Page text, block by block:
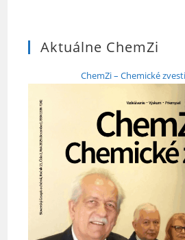
Aktuálne ChemZi
ChemZi – Chemické